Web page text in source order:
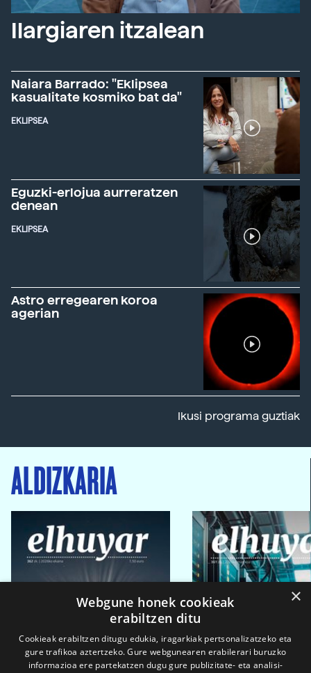
Ilargiaren itzalean
Naiara Barrado: "Eklipsea
kasualitate kosmiko bat da"
EKLIPSEA
Eguzki-erlojua aurreratzen
denean
EKLIPSEA
Astro erregearen koroa
agerian
Ikusi programa guztiak
ALDIZKARIA
×
Webgune honek cookieak
erabiltzen ditu
Cookieak erabiltzen ditugu edukia, iragarkiak pertsonalizatzeko eta
gure trafikoa aztertzeko. Gure webgunearen erabilerari buruzko
informazioa ere partekatzen dugu gure publizitate- eta analisi-